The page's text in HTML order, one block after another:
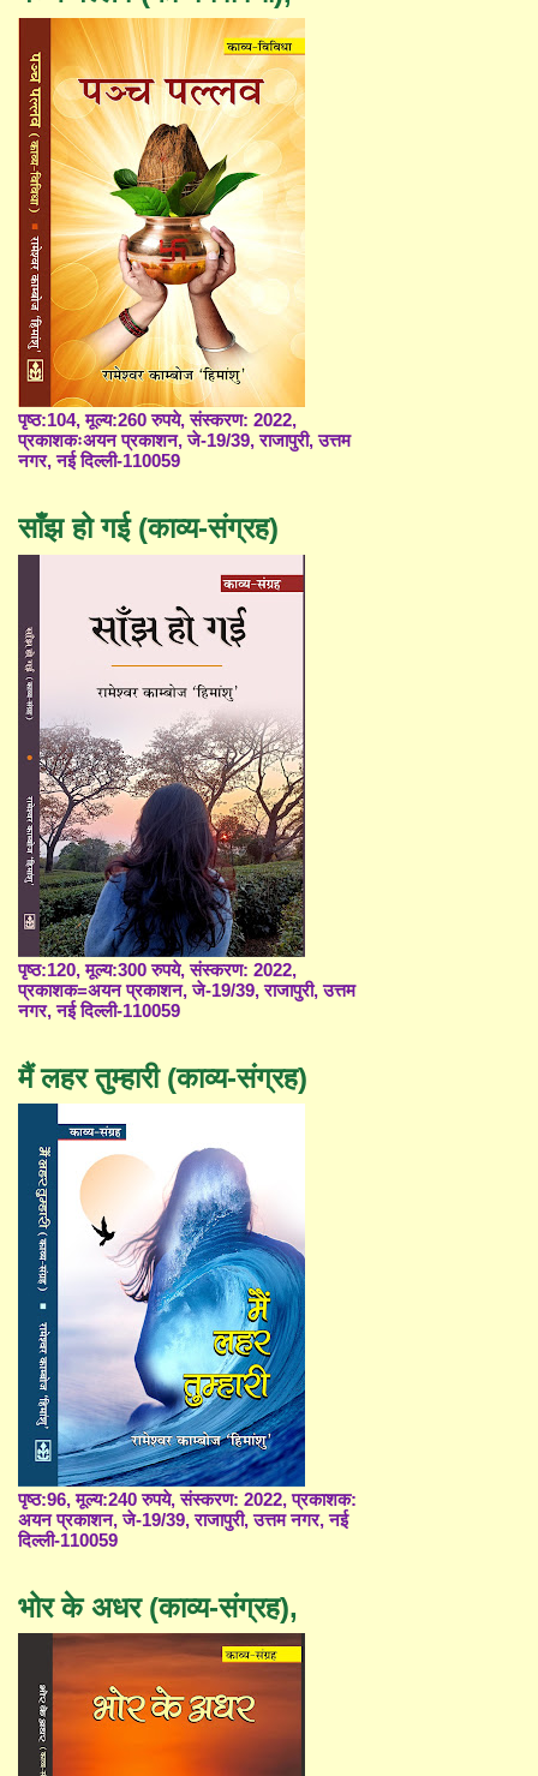
पृष्ठ:104, मूल्य:260 रुपये, संस्करण: 2022,
प्रकाशकःअयन प्रकाशन, जे-19/39, राजापुरी, उत्तम
नगर, नई दिल्ली-110059
साँझ हो गई (काव्य-संग्रह)
पृष्ठ:120, मूल्य:300 रुपये, संस्करण: 2022,
प्रकाशक=अयन प्रकाशन, जे-19/39, राजापुरी, उत्तम
नगर, नई दिल्ली-110059
मैं लहर तुम्हारी (काव्य-संग्रह)
पृष्ठ:96, मूल्य:240 रुपये, संस्करण: 2022, प्रकाशक:
अयन प्रकाशन, जे-19/39, राजापुरी, उत्तम नगर, नई
दिल्ली-110059
भोर के अधर (काव्य-संग्रह),